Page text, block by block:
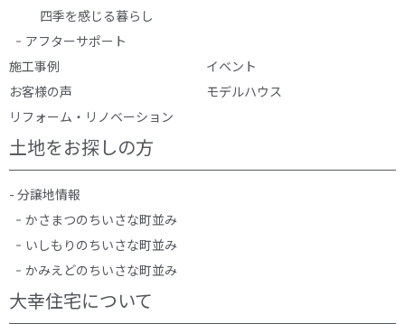
四季を感じる暮らし
アフターサポート
施工事例
イベント
お客様の声
モデルハウス
リフォーム・リノベーション
土地をお探しの方
- 分譲地情報
かさまつのちいさな町並み
いしもりのちいさな町並み
かみえどのちいさな町並み
大幸住宅について